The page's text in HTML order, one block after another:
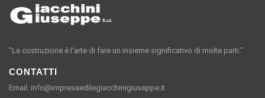
"La costruzione è l'arte di fare un insieme significativo di molte parti."
CONTATTI
Email: info@impresaedilegiacchinigiuseppe.it